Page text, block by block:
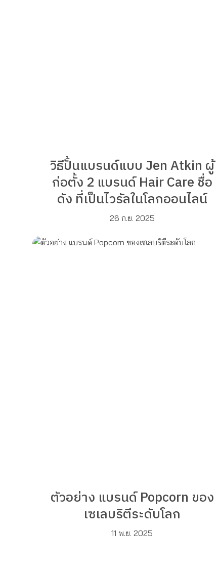
วิธีปั้นแบรนด์แบบ Jen Atkin ผู้
ก่อตั้ง 2 แบรนด์ Hair Care ชื่อ
ดัง ที่เป็นไวรัลในโลกออนไลน์
26 ก.ย. 2025
ตัวอย่าง แบรนด์ Popcorn ของ
เซเลบริตีระดับโลก
11 พ.ย. 2025